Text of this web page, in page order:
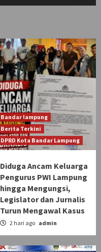
Bandar lampung
Berita Terkini
DPRD Kota Bandar Lampung
Diduga Ancam Keluarga
Pengurus PWI Lampung
hingga Mengungsi,
Legislator dan Jurnalis
Turun Mengawal Kasus
2 hari ago admin